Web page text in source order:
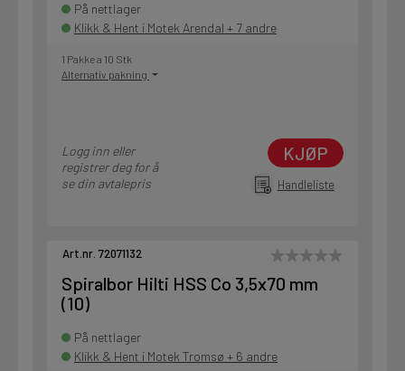
På nettlager
Klikk & Hent i Motek Arendal + 7 andre
1 Pakke a 10 Stk
Alternativ pakning
Logg inn eller
registrer deg for å
se din avtalepris
KJØP
Handleliste
Art.nr. 72071132
Spiralbor Hilti HSS Co 3,5x70 mm
(10)
På nettlager
Klikk & Hent i Motek Tromsø + 6 andre